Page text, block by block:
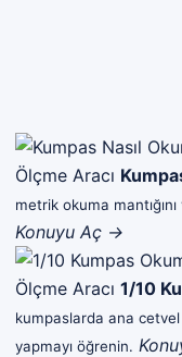
Ölçme Aracı
metrik okuma
Konuyu Aç →
Ölçme Aracı 1/10
kumpaslarda ana
yapmayı öğrenin.